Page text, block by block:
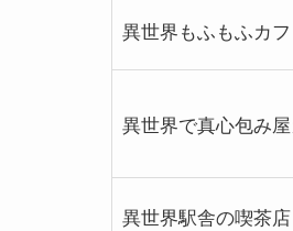
異世界もふもふカフ
異世界で真心包み
異世界駅舎の喫茶店